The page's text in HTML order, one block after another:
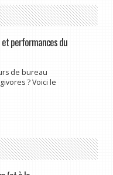
et performances du
de bureau
? Voici le